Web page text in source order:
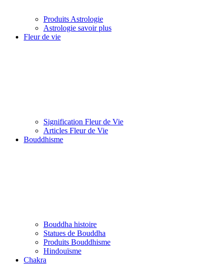
Produits Astrologie
Astrologie savoir plus
Fleur de vie
Signification Fleur de Vie
Articles Fleur de Vie
Bouddhisme
Bouddha histoire
Statues de Bouddha
Produits Bouddhisme
Hindouïsme
Chakra